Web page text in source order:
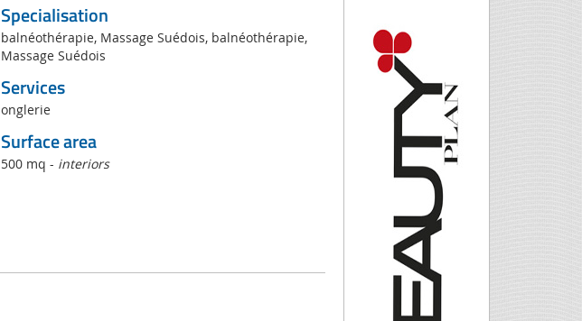
Specialisation
balnéothérapie, Massage Suédois, balnéothérapie,
Massage Suédois
Services
onglerie
Surface area
500 mq - interiors